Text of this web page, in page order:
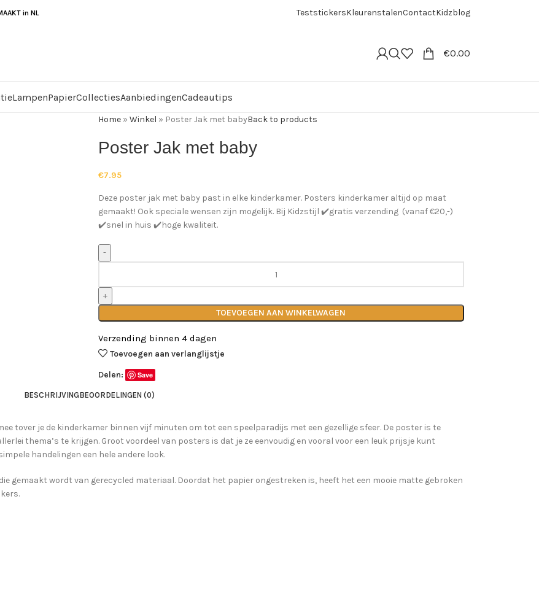
in NL TeststickersKleurenstalenContactKidzblog
€0.00
LampenPapierCollectiesAanbiedingenCadeautips
Home» Winkel » Poster Jak met babyBack to products
Poster Jak met baby
€7.95
Deze poster jak met baby past in elke kinderkamer. Posters kinderkamer altijd op maat
gemaakt! Ook speciale wensen zijn mogelijk. Bij Kidzstijl ✔️gratis verzending (vanaf €20,-)
✔️snel in huis ✔️hoge kwaliteit.
TOEVOEGEN AAN WINKELWAGEN
Verzending binnen 4 dagen
Toevoegen aan verlanglijstje
Delen: Save
BESCHRIJVINGBEOORDELINGEN (0)
tover je de kinderkamer binnen vijf minuten om tot een speelparadijs met een gezellige sfeer. De poster is te
thema’s te krijgen. Groot voordeel van posters is dat je ze eenvoudig en vooral voor een leuk prijsje kunt
handelingen een hele andere look.
gemaakt wordt van gerecycled materiaal. Doordat het papier ongestreken is, heeft het een mooie matte gebroken